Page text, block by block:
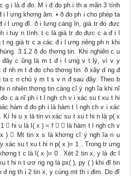
g i là đ đo. M i đ đo ph i th a mãn 3 tính
i l ưng khơng âm. • ð đo ph i cho phép ta
i l ưng đĩ. ð i lưng càng ln, giá tr đo đưc
i tuy n tính: t c là giá tr đo đưc c a đ i l
ng giá tr c a các đ i l ưng riêng ph n khi
3.1.2 ð đo thơng tin. Khi nghiên c u
đây c ũng là m t đ i l ưng v t lý, vì v y
đ nh m t đ đo cho thơng tin. ð xây d ng đ
ta c n chú ý m t s v n đ sau đây: Theo b
n nhiên thơng tin càng cĩ ý ngh ĩa khi nĩ
c a nĩ ph i t l ngh ch v i xác su t xu t hi
hàm đ đo ph i là hàm t l ngh ch v i xác
Kí hi u x là tin vi xác su t xu t hi n là p( x
 hi u là I( x ) = f   là hàm t l ngh ch v
)  Mt tin x s là khơng cĩ ý ngh ĩa n u
xác su t xu t hi n p( x )= 1 . Trong tr ưng
t c là I( x )= 0 . Xét 2 tin x, y là đc l
t hi n t ươ ng ng là px( ), py ( ) khi đĩ tin
đ ng th i 2 tin x, y cùng mt th i đim. Do đĩ